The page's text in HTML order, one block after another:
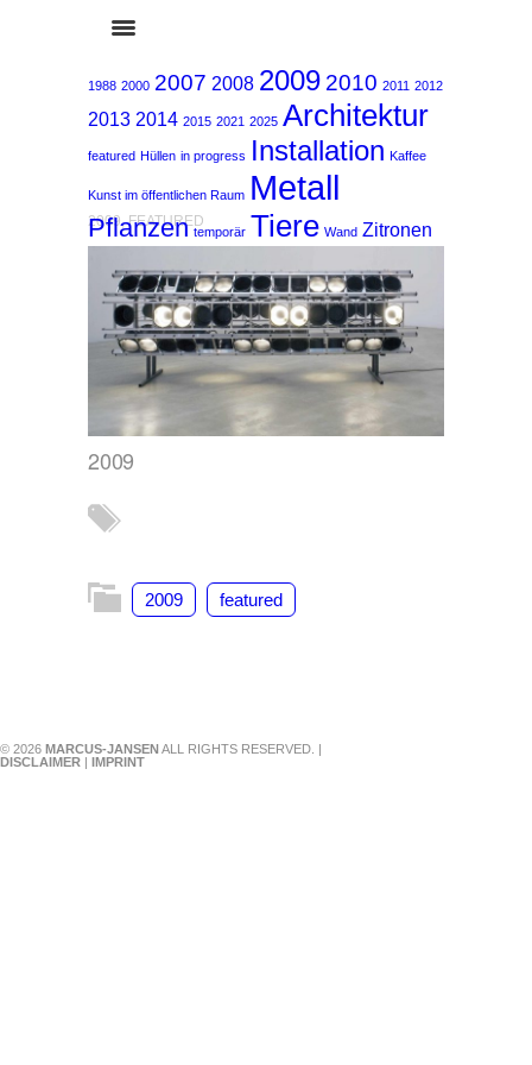
1988 2000 2007 2008 2009 2010 2011 2012
2013 2014 2015 2021 2025 Architektur
featured Hüllen in progress Installation Kaffee
Kunst im öffentlichen Raum Metall
Pflanzen temporär Tiere Wand Zitronen
2009,FEATURED
2009
2009 featured
© 2026 MARCUS-JANSENALL RIGHTS RESERVED. |
DISCLAIMER | IMPRINT